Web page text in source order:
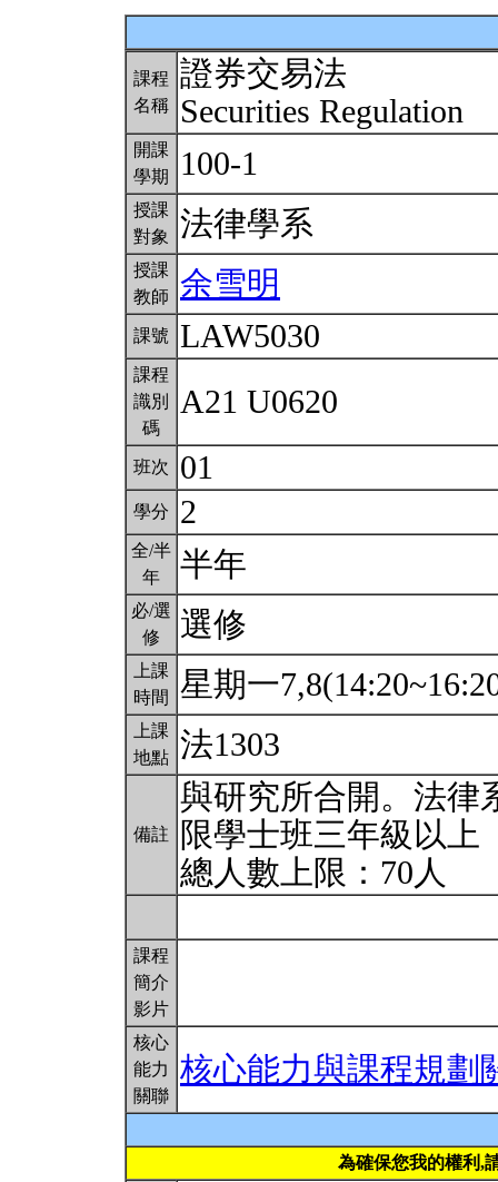
課程
名稱
證券交易法
Securities Regulation
開課
學期
100-1
授課
對象
法律學系
授課
教師
余雪明
課號 LAW5030
課程
識別
碼
A21 U0620
班次 01
學分 2
全/半
年
半年
必/選
修
選修
上課
時間
星期一
上課
地點 法1303
備註
與研究所合開。法律
限學士班三年級以上
總人數上限：70人
課程
簡介
影片
核心
能力
關聯
核心能力與課程規劃
為確保您我的權利,